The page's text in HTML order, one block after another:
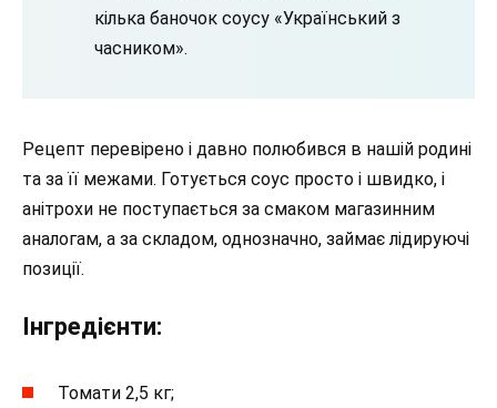
кілька баночок соусу «Український з
часником».
Рецепт перевірено і давно полюбився в нашій родині
та за її межами. Готується соус просто і швидко, і
анітрохи не поступається за смаком магазинним
аналогам, а за складом, однозначно, займає лідируючі
позиції.
Інгредієнти:
Томати 2,5 кг;